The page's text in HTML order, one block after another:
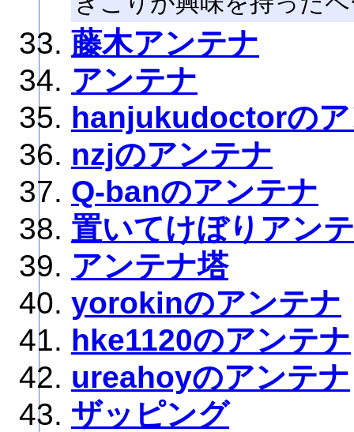
藤木アンテナ
アンテナ
hanjukudoctorの
nzjのアンテナ
Q-banのアンテナ
置いてけぼりアン
アンテナ塔
yorokinのアンテナ
hke1120のアンテナ
ureahoyのアンテナ
ザッピング